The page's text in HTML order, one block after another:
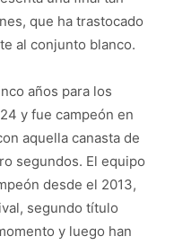
que ha trastocado
al conjunto blanco.
años para los
y fue campeón en
aquella canasta de
segundos. El equipo
desde el 2013,
segundo título
y luego han